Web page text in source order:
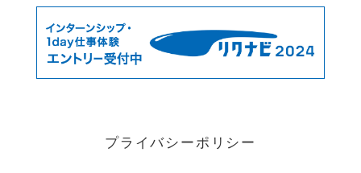
プライバシーポリシー